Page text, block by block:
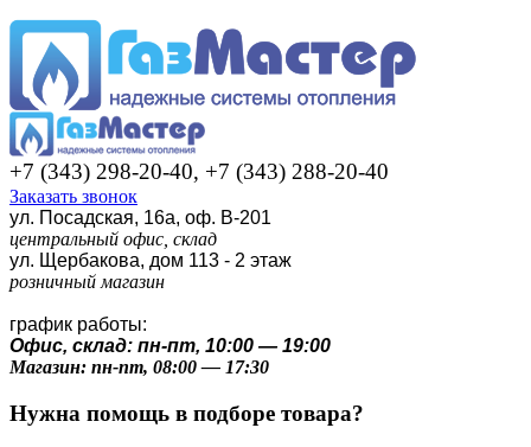
+7 (343) 298-20-40, +7 (343) 288-20-40
Заказать звонок
ул. Посадская, 16а, оф. В-201
центральный офис, склад
ул. Щербакова, дом 113 - 2 этаж
розничный магазин
график работы:
Офис, склад: пн-пт, 10:00 — 19:00
Магазин: пн-пт, 08:00 — 17:30
Нужна помощь в подборе товара?